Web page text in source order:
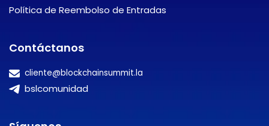
Política de Reembolso de Entradas
Contáctanos
cliente@blockchainsummit.la
bslcomunidad